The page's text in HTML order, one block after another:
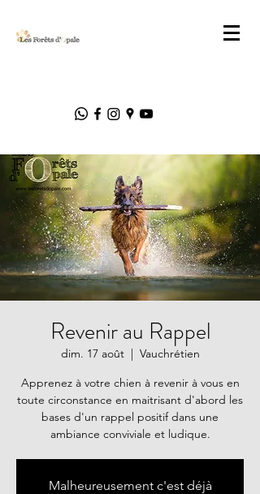
Revenir au Rappel
dim. 17 août
  |
Vauchrétien
Apprenez à votre chien à revenir à vous en
toute circonstance en maitrisant d'abord les
bases d'un rappel positif dans une
ambiance conviviale et ludique.
Malheureusement c'est déjà